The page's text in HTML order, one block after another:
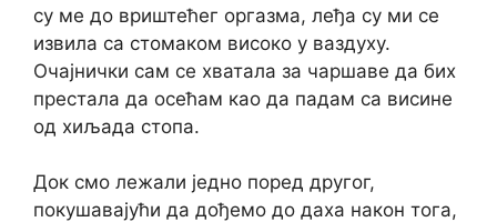
су ме до вриштећег оргазма, леђа су ми се
извила са стомаком високо у ваздуху.
Очајнички сам се хватала за чаршаве да бих
престала да осећам као да падам са висине
од хиљада стопа.
Док смо лежали једно поред другог,
покушавајући да дођемо до даха након тога,